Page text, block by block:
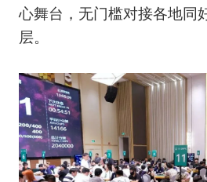
心舞台，无门槛对接各地同
层。